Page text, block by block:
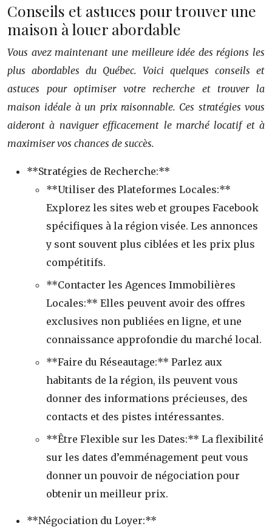
Conseils et astuces pour trouver une
maison à louer abordable
Vous avez maintenant une meilleure idée des régions les
plus abordables du Québec. Voici quelques conseils et
astuces pour optimiser votre recherche et trouver la
maison idéale à un prix raisonnable. Ces stratégies vous
aideront à naviguer efficacement le marché locatif et à
maximiser vos chances de succès.
**Stratégies de Recherche:**
**Utiliser des Plateformes Locales:**
Explorez les sites web et groupes Facebook
spécifiques à la région visée. Les annonces
y sont souvent plus ciblées et les prix plus
compétitifs.
**Contacter les Agences Immobilières
Locales:** Elles peuvent avoir des offres
exclusives non publiées en ligne, et une
connaissance approfondie du marché local.
**Faire du Réseautage:** Parlez aux
habitants de la région, ils peuvent vous
donner des informations précieuses, des
contacts et des pistes intéressantes.
**Être Flexible sur les Dates:** La flexibilité
sur les dates d’emménagement peut vous
donner un pouvoir de négociation pour
obtenir un meilleur prix.
**Négociation du Loyer:**